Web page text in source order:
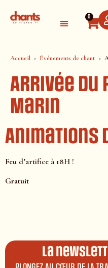
0
Accueil Événements de chant
Arrivée du
Marin
Animations
Feu d’artifice à 18H !
Gratuit
La